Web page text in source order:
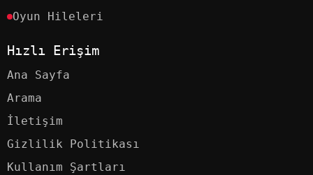
Oyun Hileleri
Hızlı Erişim
Ana Sayfa
Arama
İletişim
Gizlilik Politikası
Kullanım Şartları